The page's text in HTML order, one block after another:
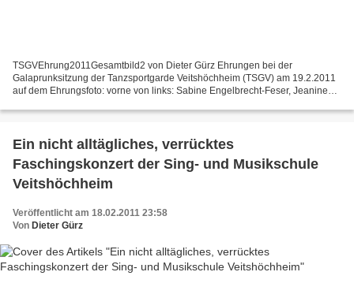
TSGVEhrung2011Gesamtbild2 von Dieter Gürz Ehrungen bei der
Galaprunksitzung der Tanzsportgarde Veitshöchheim (TSGV) am 19.2.2011
auf dem Ehrungsfoto: vorne von links: Sabine Engelbrecht-Feser, Jeanine
Ein nicht alltägliches, verrücktes
Faschingskonzert der Sing- und Musikschule
Veitshöchheim
Veröffentlicht am 18.02.2011 23:58
Von Dieter Gürz